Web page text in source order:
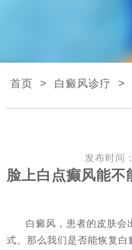
首页 > 白癜风诊疗 >
发布时间
脸上白点癫风能不
白癜风，患者的皮肤会
式。那么我们是否能恢复白